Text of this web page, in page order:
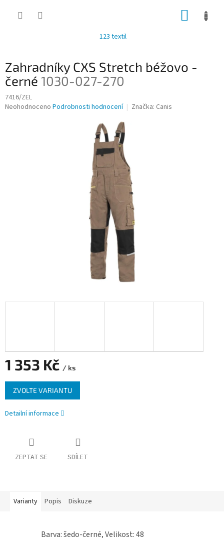
123 textil
Zahradníky CXS Stretch béžovo -
černé 1030-027-270
7416/ZEL
Průměrné
Neohodnoceno Podrobnosti hodnocení Značka: Canis
1 353 Kč / ks
Měrná
cena:
ZVOLTE VARIANTU
Detailní informace
ZEPTAT SE SDÍLET
Varianty Popis Diskuze
Barva: šedo-černé, Velikost: 48